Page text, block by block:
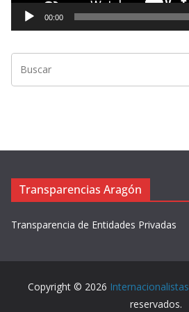
o
r
e
e
00:00
Transparencias Aragón
Transparencia de Entidades Privadas
Copyright © 2026 Internacionalistas
reservados.